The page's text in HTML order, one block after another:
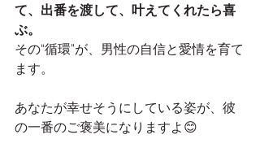
て、出番を渡して、叶えてくれたら喜
ぶ。
その“循環”が、男性の自信と愛情を育て
ます。
あなたが幸せそうにしている姿が、彼
の一番のご褒美になりますよ😊